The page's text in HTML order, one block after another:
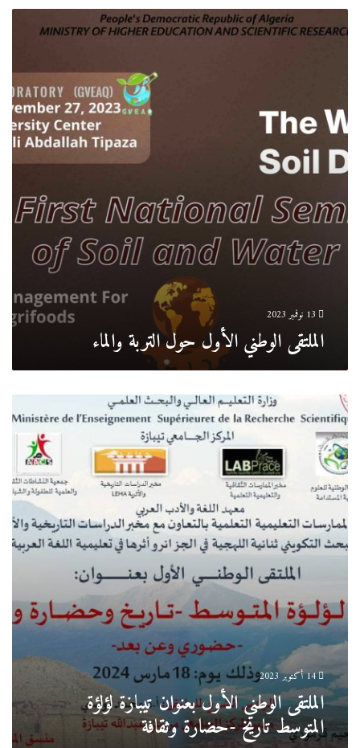
الملتقى
الوطني
13 نوفمبر 2023
الملتقى الوطني الأول حول التربة والماء
الملتقى
الوطني
الأول
بعنوان
تيبازة
لؤلؤة
المتوسط
تاريخ
-حضارة
وثقافة
14 أكتوبر 2023
الملتقى الوطني الأول بعنوان تيبازة لؤلؤة
المتوسط تاريخ -حضارة وثقافة